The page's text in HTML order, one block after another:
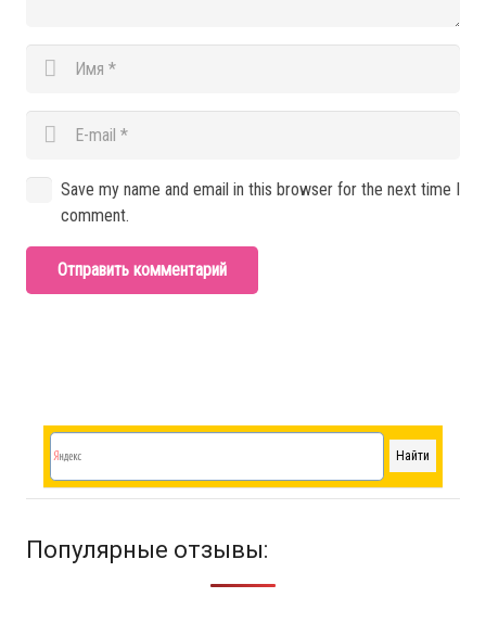
Save my name and email in this browser for the next time I
comment.
Отправить комментарий
Популярные отзывы: